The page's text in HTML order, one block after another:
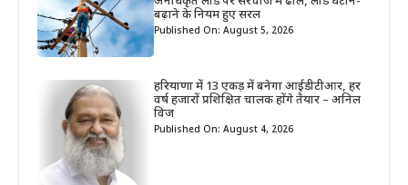
बढ़ाने के नियम हुए सरल
Published On: August 5, 2026
हरियाणा में 13 एकड़ में बनेगा आईडीटीआर, हर
वर्ष हजारों प्रशिक्षित चालक होंगे तैयार – अनिल
विज
Published On: August 4, 2026